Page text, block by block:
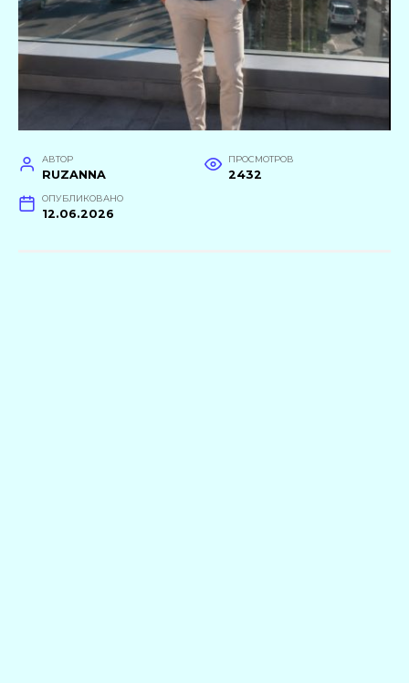
АВТОР
RUZANNA
ПРОСМОТРОВ
2432
ОПУБЛИКОВАНО
12.06.2026